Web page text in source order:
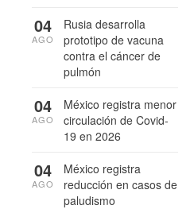
Rusia desarrolla
prototipo de vacuna
contra el cáncer de
pulmón
04
AGO
México registra menor
circulación de Covid-
19 en 2026
04
AGO
México registra
reducción en casos de
paludismo
04
AGO